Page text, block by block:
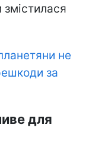
не
за
для